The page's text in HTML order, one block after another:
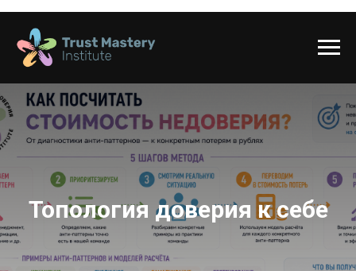
Топология доверия к себе